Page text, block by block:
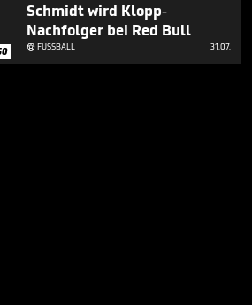
Schmidt wird Klopp-
Nachfolger bei Red Bull
FUSSBALL 31.07.